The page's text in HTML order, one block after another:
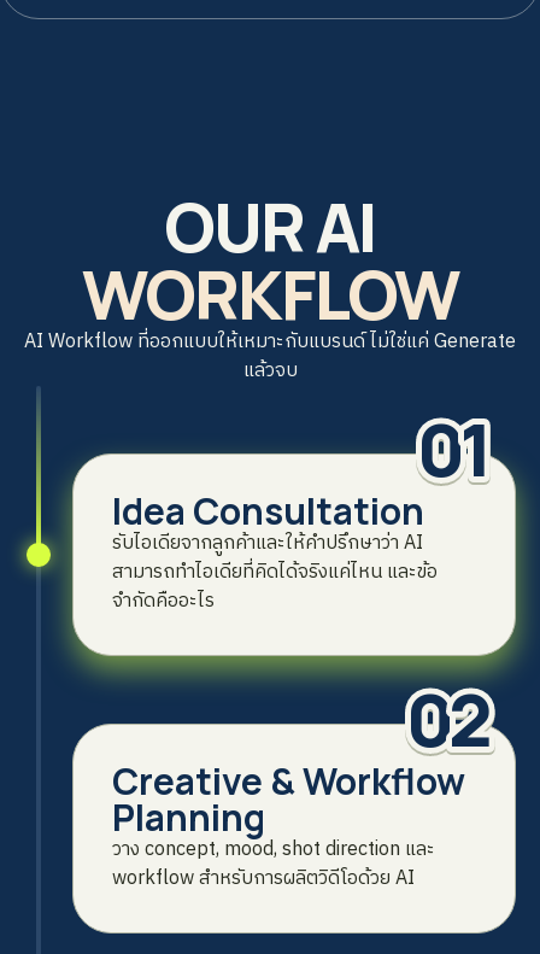
OUR AI
WORKFLOW
AI Workflow ที่ออกแบบให้เหมาะกับแบรนด์ ไม่ใช่แค่ Generate
แล้วจบ
01
Idea Consultation
รับไอเดียจากลูกค้าและให้คำปรึกษาว่า AI
สามารถทำไอเดียที่คิดได้จริงแค่ไหน และข้อ
จำกัดคืออะไร
02
Creative & Workflow
Planning
วาง concept, mood, shot direction และ
workflow สำหรับการผลิตวิดีโอด้วย AI